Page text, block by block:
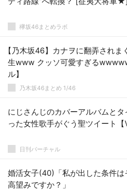
欅坂46まとめラボ
【乃木坂46】カナヲに翻弄されま
生www クッソ可愛すぎる
ル】
乃木坂46まとめ 1/46
にじさんじのカバーアルバムとタ
った女性歌手がぐう聖ツイート【
日刊バーチャル
婚活女子(40)「私が出した条件は
高望みですか？」